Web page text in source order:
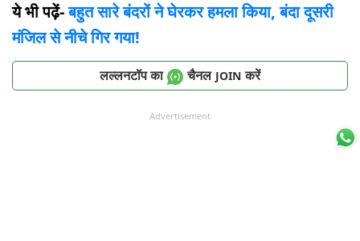
ये भी पढ़ें-बहुत सारे बंदरों ने घेरकर हमला किया, बंदा दूसरी
मंजिल से नीचे गिर गया!
लल्लनटॉप का चैनल JOIN करें
Advertisement